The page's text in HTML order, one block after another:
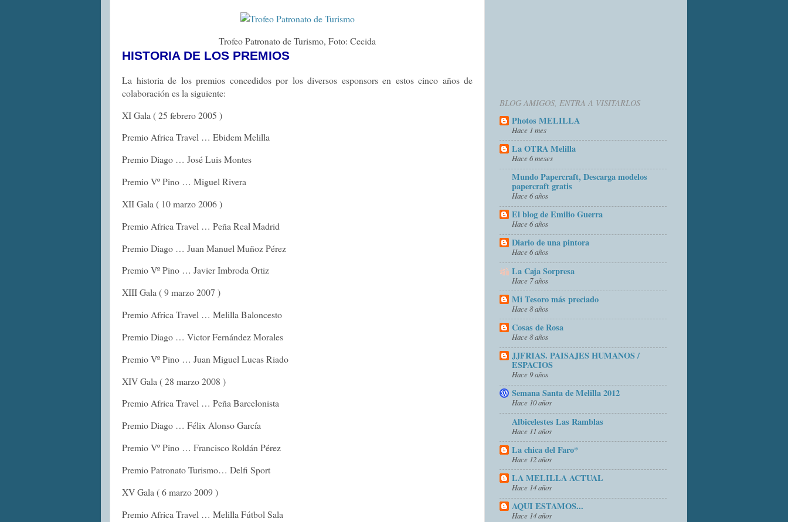
Trofeo Patronato de Turismo, Foto: Cecida
HISTORIA DE LOS PREMIOS
La historia de los premios concedidos por los diversos esponsors en estos cinco años de
colaboración es la siguiente:
XI Gala ( 25 febrero 2005 )
Premio Africa Travel … Ebidem Melilla
Premio Diago … José Luis Montes
Premio Vº Pino … Miguel Rivera
XII Gala ( 10 marzo 2006 )
Premio Africa Travel … Peña Real Madrid
Premio Diago … Juan Manuel Muñoz Pérez
Premio Vº Pino … Javier Imbroda Ortiz
XIII Gala ( 9 marzo 2007 )
Premio Africa Travel … Melilla Baloncesto
Premio Diago … Victor Fernández Morales
Premio Vº Pino … Juan Miguel Lucas Riado
XIV Gala ( 28 marzo 2008 )
Premio Africa Travel … Peña Barcelonista
Premio Diago … Félix Alonso García
Premio Vº Pino … Francisco Roldán Pérez
Premio Patronato Turismo… Delfi Sport
XV Gala ( 6 marzo 2009 )
Premio Africa Travel … Melilla Fútbol Sala
BLOG AMIGOS, ENTRA A VISITARLOS
Photos MELILLA
Hace 1 mes
La OTRA Melilla
Hace 6 meses
Mundo Papercraft, Descarga modelos
papercraft gratis
Hace 6 años
El blog de Emilio Guerra
Hace 6 años
Diario de una pintora
Hace 6 años
La Caja Sorpresa
Hace 7 años
Mi Tesoro más preciado
Hace 8 años
Cosas de Rosa
Hace 8 años
JJFRIAS. PAISAJES HUMANOS /
ESPACIOS
Hace 9 años
Semana Santa de Melilla 2012
Hace 10 años
Albicelestes Las Ramblas
Hace 11 años
La chica del Faro*
Hace 12 años
LA MELILLA ACTUAL
Hace 14 años
AQUI ESTAMOS...
Hace 14 años